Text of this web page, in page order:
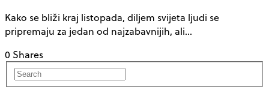
Kako se bliži kraj listopada, diljem svijeta ljudi se
pripremaju za jedan od najzabavnijih, ali…
0 Shares